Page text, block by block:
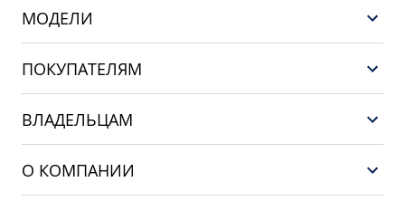
МОДЕЛИ
EX5
PREFACE
CITYRAY
ПОКУПАТЕЛЯМ
ВЛАДЕЛЬЦАМ
О КОМПАНИИ